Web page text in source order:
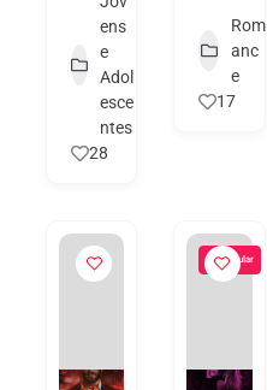
ens
e
Adol
esce
ntes
28
Rom
anc
e
17
Popular